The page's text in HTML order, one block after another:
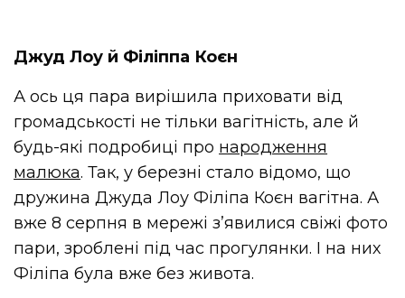
Джуд Лоу й Філіппа Коєн
А ось ця пара вирішила приховати від
громадськості не тільки вагітність, але й
будь-які подробиці про народження
малюка. Так, у березні стало відомо, що
дружина Джуда Лоу Філіпа Коєн вагітна. А
вже 8 серпня в мережі з’явилися свіжі фото
пари, зроблені під час прогулянки. І на них
Філіпа була вже без живота.